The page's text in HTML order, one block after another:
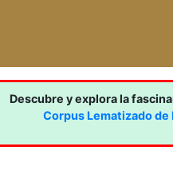
Descubre y explora la
Corpus Lematizado de